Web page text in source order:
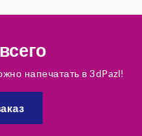
напечатать в 3dPazl!